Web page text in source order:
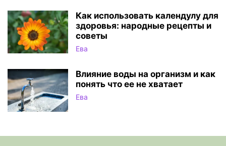
Как использовать календулу для
здоровья: народные рецепты и
советы
Ева
Влияние воды на организм и как
понять что ее не хватает
Ева